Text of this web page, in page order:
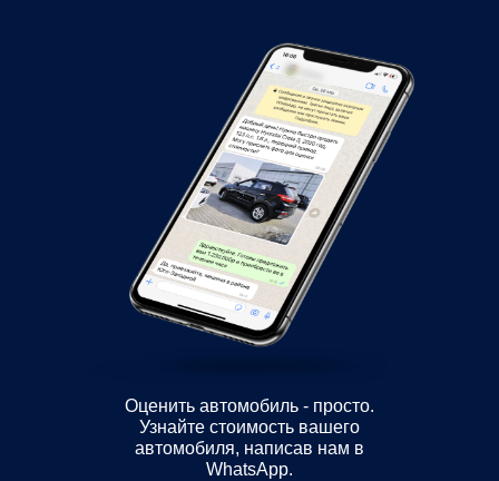
Оценить автомобиль - просто.
Узнайте стоимость вашего
автомобиля, написав нам в
WhatsApp.